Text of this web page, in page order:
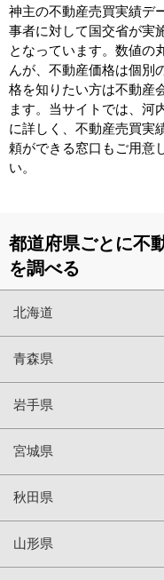
神主の不動産売買実績デ
事者に対して国交省が実
となっています。数値の
んが、不動産価格は個別
格を知りたい方は不動産
ます。当サイトでは、河
に詳しく、不動産売買実
頼ができる窓口もご用意
い。
都道府県ごとに不
を調べる
北海道
青森県
岩手県
宮城県
秋田県
山形県